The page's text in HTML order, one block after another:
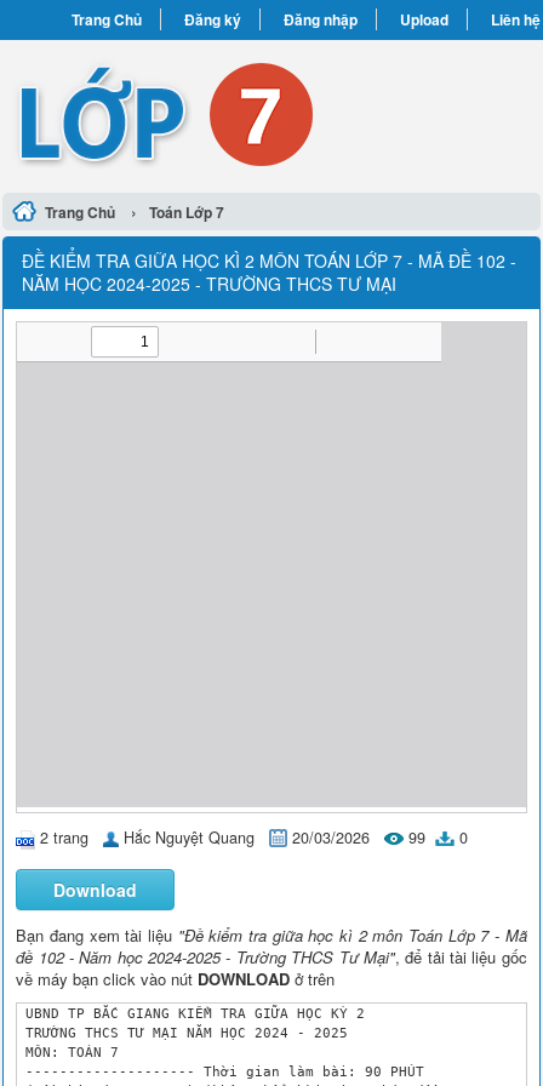
Trang Chủ Đăng ký Đăng nhập Upload Liên hệ
Trang Chủ › Toán Lớp 7
ĐỀ KIỂM TRA GIỮA HỌC KÌ 2 MÔN TOÁN LỚP 7 - MÃ ĐỀ 102 -
NĂM HỌC 2024-2025 - TRƯỜNG THCS TƯ MẠI
2 trang Hắc Nguyệt Quang 20/03/2026 99 0
Download
Bạn đang xem tài liệu "Đề kiểm tra giữa học kì 2 môn Toán Lớp 7 - Mã
đề 102 - Năm học 2024-2025 - Trường THCS Tư Mại", để tải tài liệu gốc
về máy bạn click vào nút DOWNLOAD ở trên
UBND TP BẮC GIANG KIỂM TRA GIỮA HỌC KỲ 2
TRƯỜNG THCS TƯ MẠI NĂM HỌC 2024 - 2025
MÔN: TOÁN 7
-------------------- Thời gian làm bài: 90 PHÚT